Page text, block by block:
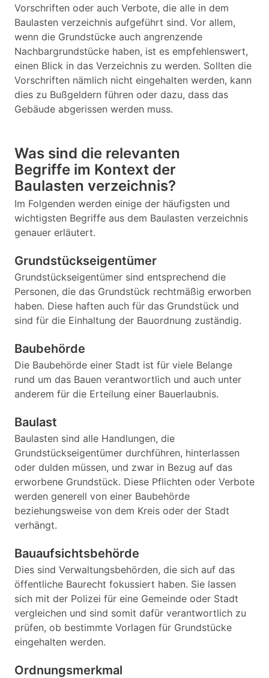
Vorschriften oder auch Verbote, die alle in dem
Baulasten verzeichnis aufgeführt sind. Vor allem,
wenn die Grundstücke auch angrenzende
Nachbargrundstücke haben, ist es empfehlenswert,
einen Blick in das Verzeichnis zu werden. Sollten die
Vorschriften nämlich nicht eingehalten werden, kann
dies zu Bußgeldern führen oder dazu, dass das
Gebäude abgerissen werden muss.
Was sind die relevanten
Begriffe im Kontext der
Baulasten verzeichnis?
Im Folgenden werden einige der häufigsten und
wichtigsten Begriffe aus dem Baulasten verzeichnis
genauer erläutert.
Grundstückseigentümer
Grundstückseigentümer sind entsprechend die
Personen, die das Grundstück rechtmäßig erworben
haben. Diese haften auch für das Grundstück und
sind für die Einhaltung der Bauordnung zuständig.
Baubehörde
Die Baubehörde einer Stadt ist für viele Belange
rund um das Bauen verantwortlich und auch unter
anderem für die Erteilung einer Bauerlaubnis.
Baulast
Baulasten sind alle Handlungen, die
Grundstückseigentümer durchführen, hinterlassen
oder dulden müssen, und zwar in Bezug auf das
erworbene Grundstück. Diese Pflichten oder Verbote
werden generell von einer Baubehörde
beziehungsweise von dem Kreis oder der Stadt
verhängt.
Bauaufsichtsbehörde
Dies sind Verwaltungsbehörden, die sich auf das
öffentliche Baurecht fokussiert haben. Sie lassen
sich mit der Polizei für eine Gemeinde oder Stadt
vergleichen und sind somit dafür verantwortlich zu
prüfen, ob bestimmte Vorlagen für Grundstücke
eingehalten werden.
Ordnungsmerkmal